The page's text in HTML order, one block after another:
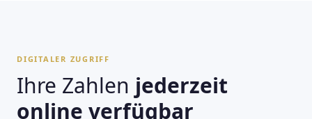
DIGITALER ZUGRIFF
Ihre Zahlen jederzeit
online verfügbar